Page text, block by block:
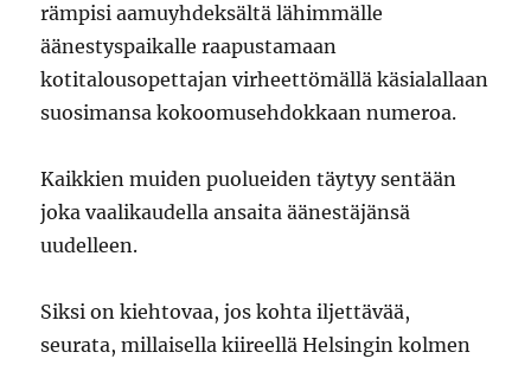
rämpisi aamuyhdeksältä lähimmälle
äänestyspaikalle raapustamaan
kotitalousopettajan virheettömällä käsialallaan
suosimansa kokoomusehdokkaan numeroa.
Kaikkien muiden puolueiden täytyy sentään
joka vaalikaudella ansaita äänestäjänsä
uudelleen.
Siksi on kiehtovaa, jos kohta iljettävää,
seurata, millaisella kiireellä Helsingin kolmen